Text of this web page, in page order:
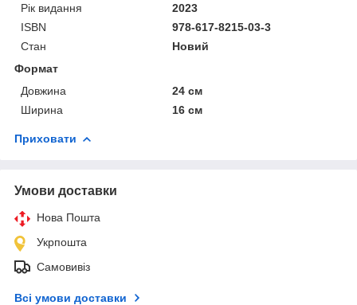
Рік видання
2023
ISBN
978-617-8215-03-3
Стан
Новий
Формат
Довжина
24 см
Ширина
16 см
Приховати
Умови доставки
Нова Пошта
Укрпошта
Самовивіз
Всі умови доставки